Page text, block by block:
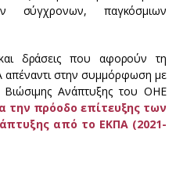
σύγχρονων, παγκόσμιων
και δράσεις που αφορούν τη
στην συμμόρφωση με
Βιώσιμης Ανάπτυξης του ΟΗΕ
την πρόοδο επίτευξης των
από το ΕΚΠΑ (2021-